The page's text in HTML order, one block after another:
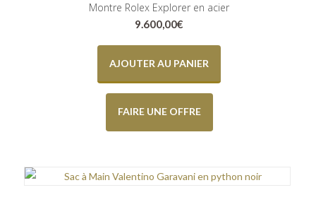
Montre Rolex Explorer en acier
9.600,00€
AJOUTER AU PANIER
FAIRE UNE OFFRE